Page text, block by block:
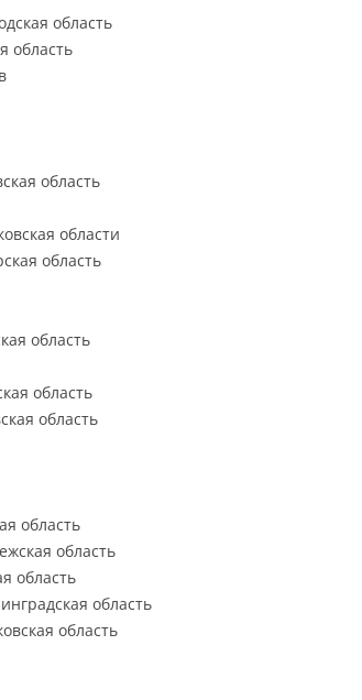
область
область
область
области
область
область
область
область
область
область
область
область
область